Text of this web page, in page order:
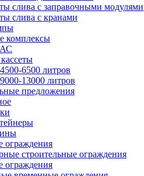
слива с заправочными модулями
слива с кранами
комплексы
6500 литров
13000 литров
предложения
ограждения
строительные ограждения
ограждения